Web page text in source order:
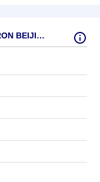
Fundamentale Kennzahlen PHARMARON BEIJING H YC1